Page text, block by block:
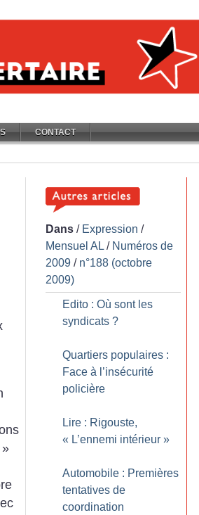
CONTACT
»
Dans / Expression /
Mensuel AL / Numéros de
2009 / n°188 (octobre
2009)
Edito : Où sont les
syndicats ?
Quartiers populaires :
Face à l’insécurité
policière
Lire : Rigouste,
« L’ennemi intérieur »
Automobile : Premières
tentatives de
coordination